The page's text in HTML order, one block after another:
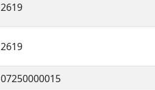
2619
2619
07250000015